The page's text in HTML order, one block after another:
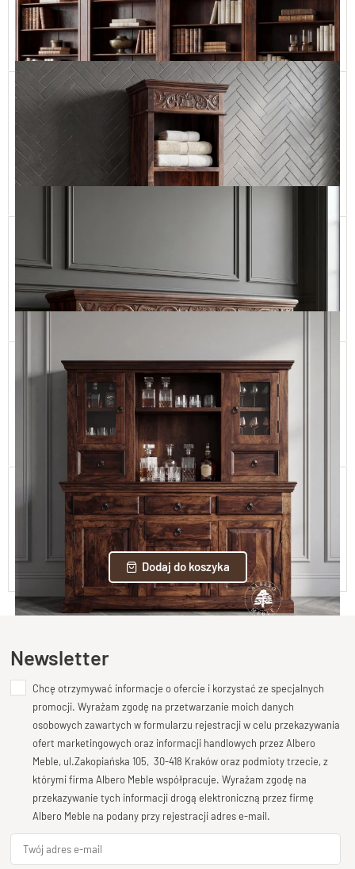
21 900,00 zł
Dodaj do koszyka
Stylizowana Biblioteka z Drewna z Ręcznie Rzeźbionymi
Elementami
ORISSA BOOKSHELF-3.95 m
28 900,00 zł
Dodaj do koszyka
4 290,00 zł
Dodaj do koszyka
Niski Regał Indyjski z Artystycznym Rzeźbieniem
OR08 185
4 190,00 zł
Dodaj do koszyka
Klasyczna Nadstawka na Komodę
Nadstawka Palisander
3 990,00 zł
Dodaj do koszyka
Newsletter
Chcę otrzymywać informacje o ofercie i korzystać ze specjalnych
promocji. Wyrażam zgodę na przetwarzanie moich danych
osobowych zawartych w formularzu rejestracji w celu przekazywania
ofert marketingowych oraz informacji handlowych przez Albero
Meble, ul.Zakopiańska 105, 30-418 Kraków oraz podmioty trzecie, z
którymi firma Albero Meble współpracuje. Wyrażam zgodę na
przekazywanie tych informacji drogą elektroniczną przez firmę
Albero Meble na podany przy rejestracji adres e-mail.